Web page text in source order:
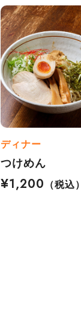
ディナー
つけめん
¥1,200
（税込）